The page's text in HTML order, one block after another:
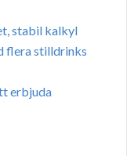
stabil kalkyl
flera stilldrinks
erbjuda